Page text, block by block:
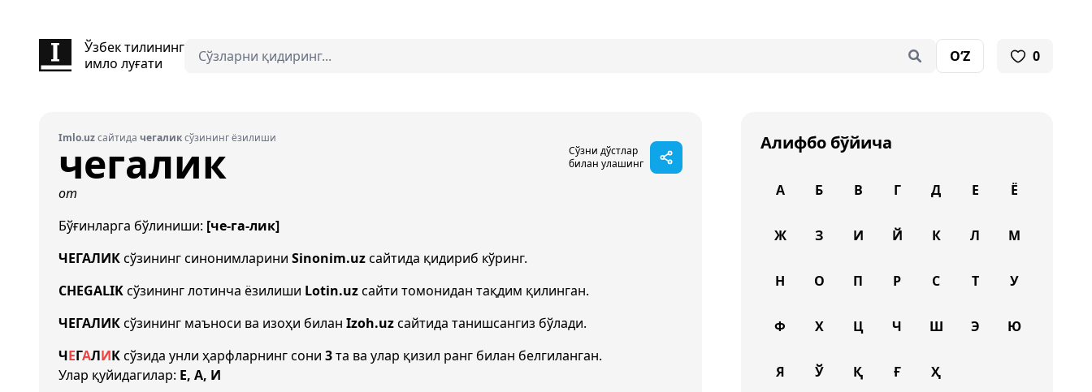
Ўзбек тилининг
имло луғати
O‘Z 0
Imlo.uzсайтида чегаликсўзининг ёзилиши
чегалик
Сўзни дўстлар
билан улашинг
от
Бўғинларга бўлиниши: [че-га-лик]
ЧЕГАЛИКсўзининг синонимларини Sinonim.uzсайтида қидириб кўринг.
CHEGALIKсўзининг лотинча ёзилиши Lotin.uzсайти томонидан тақдим қилинган.
ЧЕГАЛИКсўзининг маъноси ва изоҳи билан Izoh.uzсайтида танишсангиз бўлади.
ЧЕГАЛИКсўзида унли ҳарфларнинг сони 3та ва улар қизил ранг билан белгиланган.
Улар қуйидагилар: Е, А, И
Алифбо бўйича
А Б В Г Д Е Ё
Ж З И Й К Л М
Н О П Р С Т У
Ф Х Ц Ч Ш Э Ю
Я Ў Қ Ғ Ҳ